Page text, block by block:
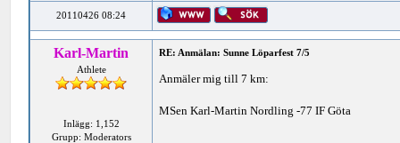
20110426 08:24
Karl-Martin
Athlete
Inlägg: 1,152
Grupp: Moderators
RE: Anmälan: Sunne Löparfest 7/5
Anmäler mig till 7 km:
MSen Karl-Martin Nordling -77 IF Göta